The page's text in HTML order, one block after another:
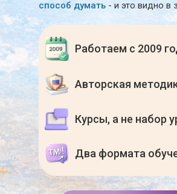
способ думать - и это видно в
Работаем с 2009
Авторская
Курсы, а не набор
Два формата